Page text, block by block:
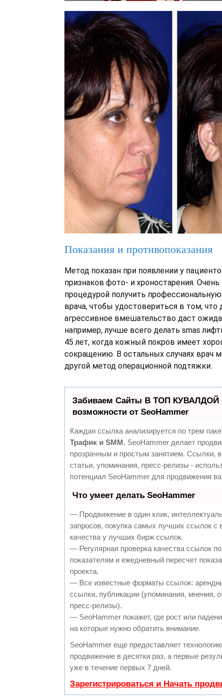
Показания и противопоказания
Метод показан при появлении у
признаков фото- и хроностарения.
процедурой получить
врача, чтобы удостовериться в том, что
агрессивное вмешательство даст
например, лучше всего делать smas
45 лет, когда кожный покров имеет
сокращению. В остальных случаях врач
другой метод операционной подтяжки.
Забиваем Сайты В ТОП КУВАЛДОЙ
возможности от SeoHammer
Каждая ссылка анализируется по трем
Трафик и SMM. SeoHammer делает
прозрачным и простым занятием. Ссылки,
статьи, упоминания, пресс-релизы -
потенциал SeoHammer для продвижения
Что умеет делать SeoHammer
— Продвижение в один клик,
запросов, покупка самых лучших ссылок с
качества у лучших бирж ссылок.
— Регулярная проверка качества ссылок
показателям и ежедневный пересчет
проекта.
— Все известные форматы ссылок:
ссылки, публикации (упоминания, мнения,
пресс-релизы).
— SeoHammer покажет, где рост или
на которые нужно обратить внимание.
SeoHammer еще предоставляет
продвижение в десятки раз, а первые
уже в течение первых 7 дней.
Зарегистрироваться и Начать